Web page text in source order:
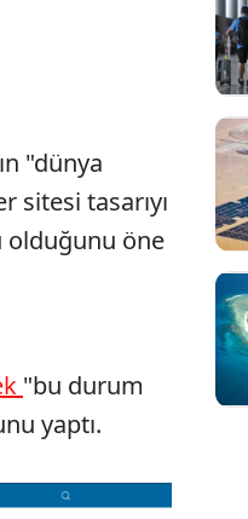
"dünya
sitesi tasarıyı
olduğunu öne
"bu durum
yaptı.